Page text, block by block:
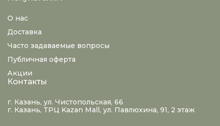
О нас
Доставка
Часто задаваемые вопросы
Публичная оферта
Акции
Контакты
г. Казань, ул. Чистопольская, 66
г. Казань, ТРЦ Kazan Mall, ул. Павлюхина, 91, 2 этаж